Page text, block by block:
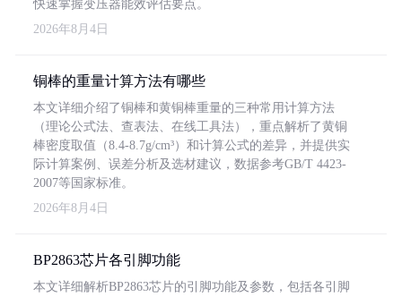
快速掌握变压器能效评估要点。
2026年8月4日
铜棒的重量计算方法有哪些
本文详细介绍了铜棒和黄铜棒重量的三种常用计算方法
（理论公式法、查表法、在线工具法），重点解析了黄铜
棒密度取值（8.4-8.7g/cm³）和计算公式的差异，并提供实
际计算案例、误差分析及选材建议，数据参考GB/T 4423-
2007等国家标准。
2026年8月4日
BP2863芯片各引脚功能
本文详细解析BP2863芯片的引脚功能及参数，包括各引脚